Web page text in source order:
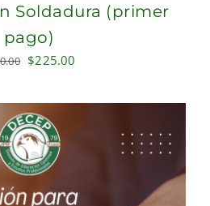
Soldadura (primer
pago)
Original
was:
$300.00.
$225.00
is: